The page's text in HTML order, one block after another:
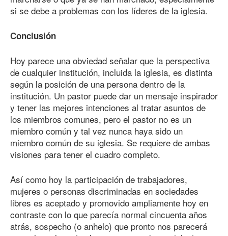
si se debe a problemas con los líderes de la iglesia.
Conclusión
Hoy parece una obviedad señalar que la perspectiva
de cualquier institución, incluida la iglesia, es distinta
según la posición de una persona dentro de la
institución. Un pastor puede dar un mensaje inspirador
y tener las mejores intenciones al tratar asuntos de
los miembros comunes, pero el pastor no es un
miembro común y tal vez nunca haya sido un
miembro común de su iglesia. Se requiere de ambas
visiones para tener el cuadro completo.
Así como hoy la participación de trabajadores,
mujeres o personas discriminadas en sociedades
libres es aceptado y promovido ampliamente hoy en
contraste con lo que parecía normal cincuenta años
atrás, sospecho (o anhelo) que pronto nos parecerá